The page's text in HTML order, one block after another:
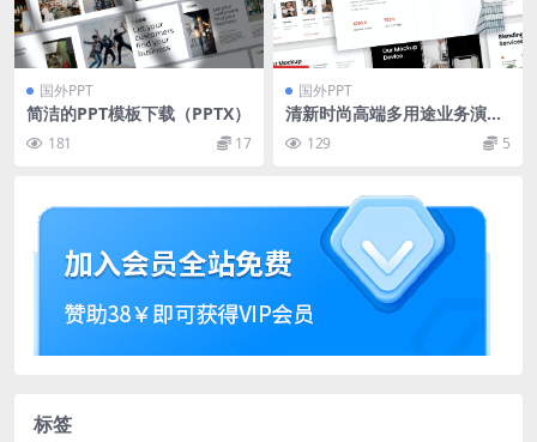
国外PPT
简洁的PPT模板下载（PPTX）
181 17
国外PPT
清新时尚高端多用途业务演示
powerpoint幻灯片演示模板
（pptx）
129 5
标签